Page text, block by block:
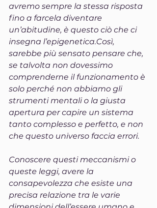
avremo sempre la stessa risposta
fino a farcela diventare
un’abitudine, è questo ciò che ci
insegna l’epigenetica.Così,
sarebbe più sensato pensare che,
se talvolta non dovessimo
comprenderne il funzionamento è
solo perché non abbiamo gli
strumenti mentali o la giusta
apertura per capire un sistema
tanto complesso e perfetto, e non
che questo universo faccia errori.
Conoscere questi meccanismi o
queste leggi, avere la
consapevolezza che esiste una
precisa relazione tra le varie